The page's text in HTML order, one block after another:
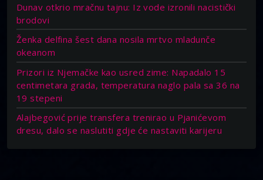
Dunav otkrio mračnu tajnu: Iz vode izronili nacistički
brodovi
Ženka delfina šest dana nosila mrtvo mladunče
okeanom
Prizori iz Njemačke kao usred zime: Napadalo 15
centimetara grada, temperatura naglo pala sa 36 na
19 stepeni
Alajbegović prije transfera trenirao u Pjanićevom
dresu, dalo se naslutiti gdje će nastaviti karijeru